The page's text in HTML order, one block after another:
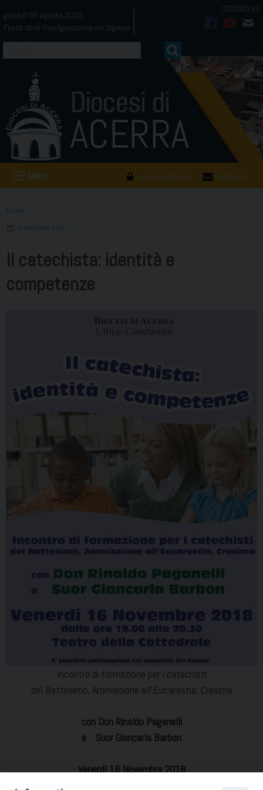
to
content
giovedì 06 agosto 2026
Festa della Trasfigurazione del Signore
AREA RISERVATA WEBMAIL
Menu
EVENTI
16 NOVEMBRE 2018
Il catechista: identità e
competenze
Incontro di formazione per i catechisti
del Battesimo, Ammissione all’Eucarestia, Cresima
con Don Rinaldo Paganelli
e Suor Giancarla Barbon
Venerdì 16 Novembre 2018